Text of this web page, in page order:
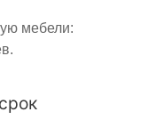
мебели: